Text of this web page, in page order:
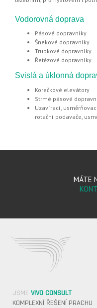
Vodorovná doprava
Pásové dopravníky
Šnekové dopravníky
Trubkové dopravníky
Řetězové dopravníky
Svislá a úklonná
Korečkové elevátory
Strmé pásové
Uzavírací,
rotační podavače,
MÁTE
JSME VIVO CONSULT
KOMPLEXNÍ ŘEŠENÍ PRACHU